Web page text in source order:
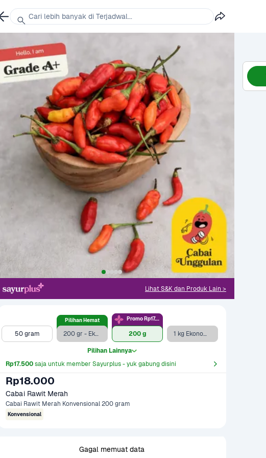
Lihat S&K dan Produk Lain >
50 gram 200 gr - Ekonomis
Pilihan Hemat
200 g
Promo Rp17.5rb
1 kg Ekonomis
Pilihan Lainnya
Rp17.500 saja untuk member Sayurplus - yuk gabung disini
Rp18.000
Cabai Rawit Merah
Cabai Rawit Merah Konvensional 200 gram
Konvensional
Gagal memuat data
Cari lebih banyak di Terjadwal...